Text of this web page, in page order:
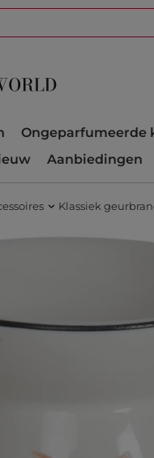
Ongeparfumeerde
Aanbiedingen
Klassiek